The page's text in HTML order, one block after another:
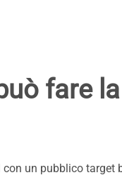
fare la
un pubblico target